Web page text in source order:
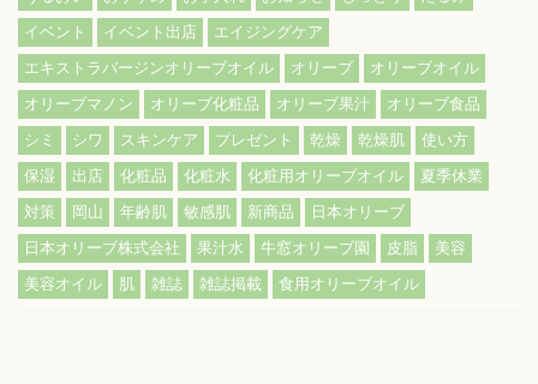
イベント
イベント出店
エイジングケア
エキストラバージンオリーブオイル
オリーブ
オリーブオイル
オリーブマノン
オリーブ化粧品 オリーブ果汁
オリーブ食品
シミ
シワ スキンケア プレゼント 乾燥 乾燥肌
使い方
保湿
出店 化粧品 化粧水 化粧用オリーブオイル
夏季休業
対策
岡山 年齢肌 敏感肌 新商品
日本オリーブ
日本オリーブ株式会社
果汁水 牛窓オリーブ園 皮脂
美容
美容オイル
肌 雑誌 雑誌掲載 食用オリーブオイル